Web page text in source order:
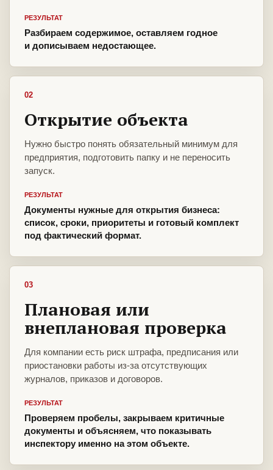
РЕЗУЛЬТАТ
Разбираем содержимое, оставляем годное
и дописываем недостающее.
02
Открытие объекта
Нужно быстро понять обязательный минимум для
предприятия, подготовить папку и не переносить
запуск.
РЕЗУЛЬТАТ
Документы нужные для открытия бизнеса:
список, сроки, приоритеты и готовый комплект
под фактический формат.
03
Плановая или
внеплановая проверка
Для компании есть риск штрафа, предписания или
приостановки работы из-за отсутствующих
журналов, приказов и договоров.
РЕЗУЛЬТАТ
Проверяем пробелы, закрываем критичные
документы и объясняем, что показывать
инспектору именно на этом объекте.